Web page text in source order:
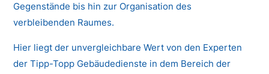
Gegenstände bis hin zur Organisation des
verbleibenden Raumes.
Hier liegt der unvergleichbare Wert von den Experten
der Tipp-Topp Gebäudedienste in dem Bereich der